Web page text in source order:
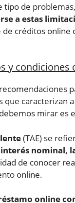
tipo de
a estas
créditos online
y condiciones
caracterizan
mirar es
(TAE) se
nominal,
de conocer
online.
online